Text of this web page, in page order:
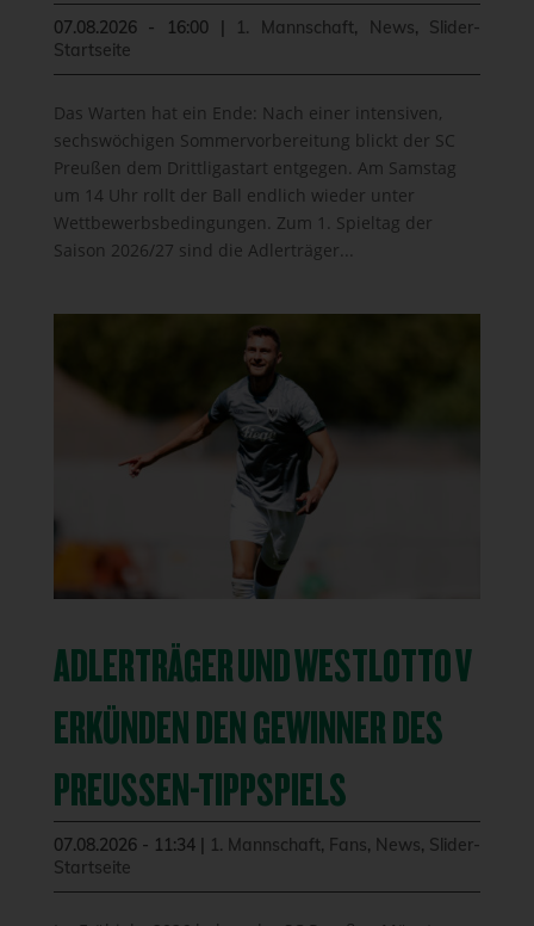
07.08.2026 - 16:00 | 1. Mannschaft, News, Slider-
Startseite
Das Warten hat ein Ende: Nach einer intensiven,
sechswöchigen Sommervorbereitung blickt der SC
Preußen dem Drittligastart entgegen. Am Samstag
um 14 Uhr rollt der Ball endlich wieder unter
Wettbewerbsbedingungen. Zum 1. Spieltag der
Saison 2026/27 sind die Adlerträger...
ADLERTRÄGER UND WESTLOTTO V
ERKÜNDEN DEN GEWINNER DES
PREUSSEN-TIPPSPIELS
07.08.2026 - 11:34| 1. Mannschaft, Fans, News, Slider-
Startseite